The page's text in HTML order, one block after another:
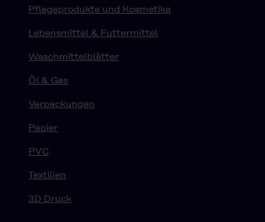
Pflegeprodukte und Kosmetika
Lebensmittel & Futtermittel
Waschmittelblätter
Öl & Gas
Verpackungen
Papier
PVC
Textilien
3D Druck